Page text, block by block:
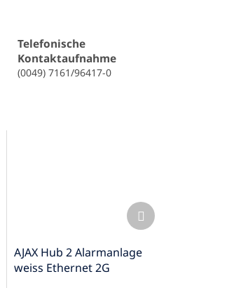
Telefonische
Kontaktaufnahme
(0049) 7161/96417-0
AJAX Hub 2 Alarmanlage
weiss Ethernet 2G
Nächstes
Produkt